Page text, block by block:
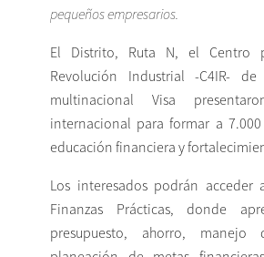
pequeños empresarios.
El Distrito, Ruta N, el Centro
Revolución Industrial -C4IR-
multinacional Visa
internacional para formar a
educación financiera y
Los interesados podrán acceder
Finanzas Prácticas, donde
presupuesto, ahorro,